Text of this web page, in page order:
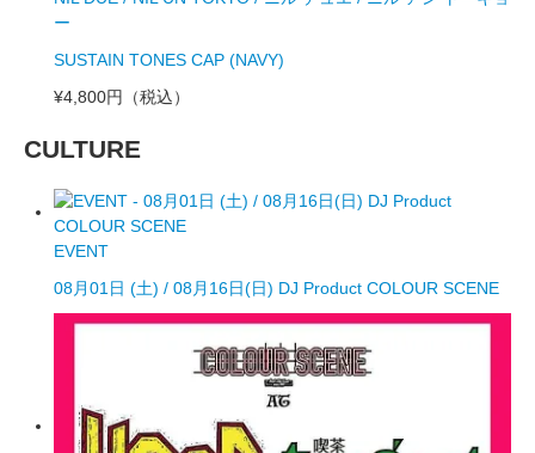
ー
SUSTAIN TONES CAP (NAVY)
¥4,800円
（税込）
CULTURE
EVENT
08月01日 (土) / 08月16日(日) DJ Product COLOUR SCENE